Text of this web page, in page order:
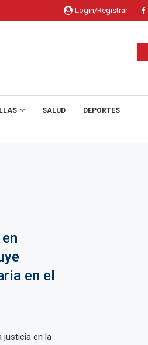
Login/Registrar
SALUD DEPORTES
en el
justicia en la